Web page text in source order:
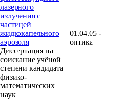
лазерного
излучения с
частицей
жидкокапельного
аэрозоля
Диссертация на
соискание учёной
степени кандидата
физико-
математических
наук
01.04.05 -
оптика